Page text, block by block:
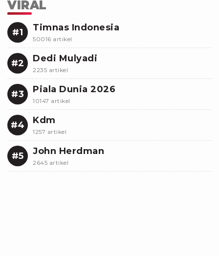
VIRAL
#1 Timnas Indonesia
50016 artikel
#2 Dedi Mulyadi
2235 artikel
#3 Piala Dunia 2026
10147 artikel
#4 Kdm
1257 artikel
#5 John Herdman
2645 artikel